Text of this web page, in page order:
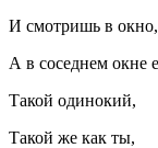
И смотришь в окно,
А в соседнем окне
Такой одинокий,
Такой же как ты,